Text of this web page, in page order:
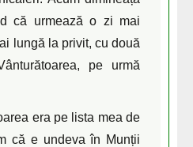
că urmează o zi mai
lungă la privit, cu două
pe urmă
era pe lista mea de
că e undeva în Munții